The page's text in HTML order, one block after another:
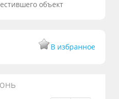
объект
В избранное